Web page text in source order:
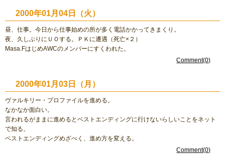
2000年01月04日（火）
昼、仕事。今日から仕事始めの所が多く電話かかってきまくり。
夜、久しぶりにＵＯする。ＰＫに遭遇（死亡×２）
Masa.FはじめAWCのメンバーにすくわれた。
Comment(0)
2000年01月03日（月）
ヴァルキリー・プロファイルを進める。
なかなか面白い。
言われるがままに進めるとベストエンディングに行けないらしいことをネット
で知る。
ベストエンディングめざべく、進め方を変える。
Comment(0)